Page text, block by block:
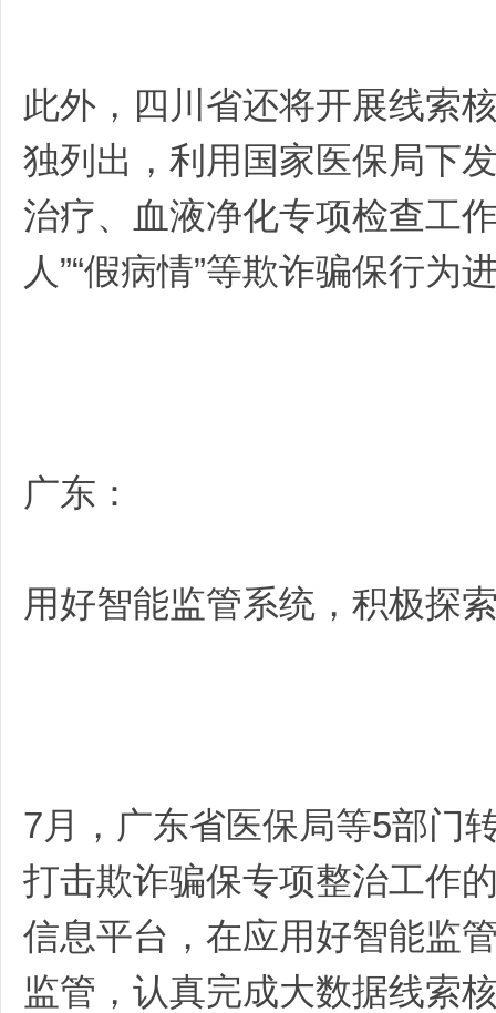
此外，四川省还将开展线索
独列出，利用国家医保局下
治疗、血液净化专项检查工
人”“假病情”等欺诈骗保行为
广东：
用好智能监管系统，积极探
7月，广东省医保局等5部门
打击欺诈骗保专项整治工作
信息平台，在应用好智能监
监管，认真完成大数据线索